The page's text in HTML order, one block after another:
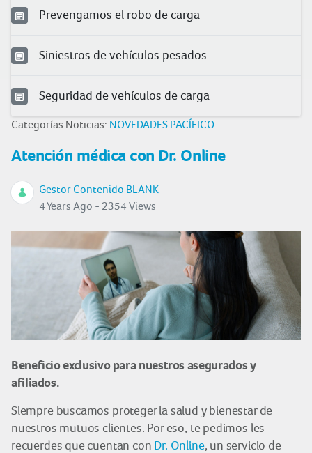
Prevengamos el robo de carga
Siniestros de vehículos pesados
Seguridad de vehículos de carga
Categorías Noticias: NOVEDADES PACÍFICO
Atención médica con Dr. Online
Gestor Contenido BLANK
4 Years Ago - 2354 Views
Beneficio exclusivo para nuestros asegurados y
afiliados.
Siempre buscamos proteger la salud y bienestar de
nuestros mutuos clientes. Por eso, te pedimos les
recuerdes que cuentan con Dr. Online, un servicio de